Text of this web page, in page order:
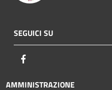
SEGUICI SU
AMMINISTRAZIONE